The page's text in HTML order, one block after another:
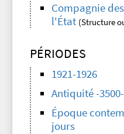
Compagnie
l'État (Structure
PÉRIODES
1921-1926
Antiquité -
Époque
jours